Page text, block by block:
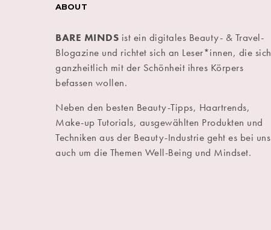
ABOUT
BARE MINDS ist ein digitales Beauty- & Travel-
Blogazine und richtet sich an Leser*innen, die sich
ganzheitlich mit der Schönheit ihres Körpers
befassen wollen.
Neben den besten Beauty-Tipps, Haartrends,
Make-up Tutorials, ausgewählten Produkten und
Techniken aus der Beauty-Industrie geht es bei uns
auch um die Themen Well-Being und Mindset.